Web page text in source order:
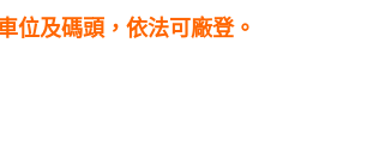
位及碼頭，依法可廠登。